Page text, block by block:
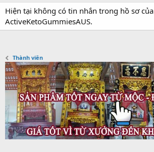
Hiện tại không có tin nhắn trong hồ sơ của
ActiveKetoGummiesAUS.
Thành viên